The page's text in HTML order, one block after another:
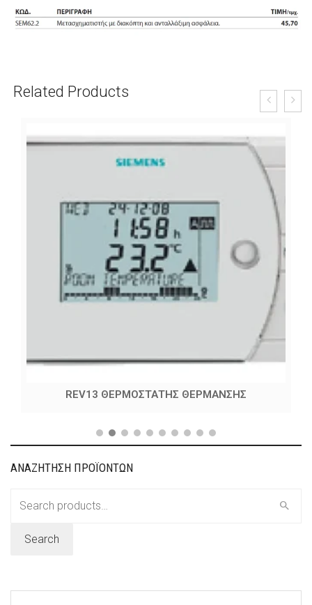
Related Products
REV13 ΘΕΡΜΟΣΤΑΤΗΣ ΘΕΡΜΑΝΣΗΣ
ΑΝΑΖΗΤΗΣΗ ΠΡΟΪΟΝΤΩΝ
Search